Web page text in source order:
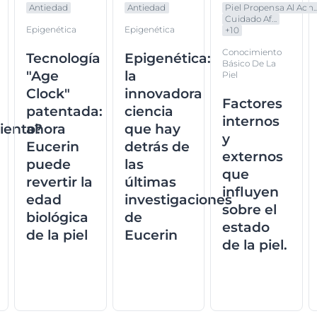
Antiedad
Epigenética
Tecnología
"Age
Clock"
patentada:
ahora
Eucerin
puede
revertir la
edad
biológica
de la piel
Antiedad
Epigenética
Epigenética:
la
innovadora
ciencia
que hay
detrás de
las
últimas
investigaciones
de
Eucerin
Piel Propensa Al
Cuidado Af...
+10
Conocimiento
Básico De La
Piel
Factores
internos
y
externos
que
influyen
sobre el
estado
de la piel.